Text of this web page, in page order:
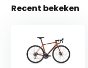
Recent bekeken